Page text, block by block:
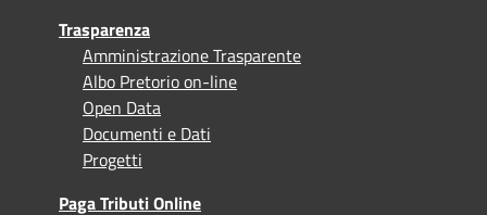
Trasparenza
Amministrazione Trasparente
Albo Pretorio on-line
Open Data
Documenti e Dati
Progetti
Paga Tributi Online